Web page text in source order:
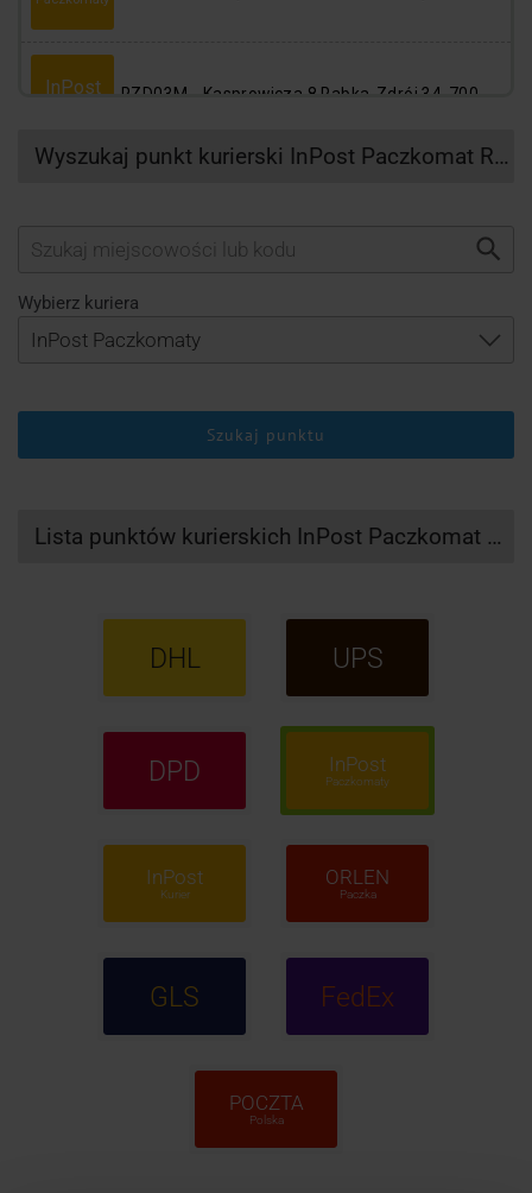
Wyszukaj punkt kurierski InPost Paczkomat Rabka Zdroj
Wybierz kuriera
Szukaj punktu
Lista punktów kurierskich InPost Paczkomat Rabka Zdroj
DHL UPS
DPD InPost
Paczkomaty
InPost
Kurier
ORLEN
Paczka
GLS FedEx
POCZTA
Polska